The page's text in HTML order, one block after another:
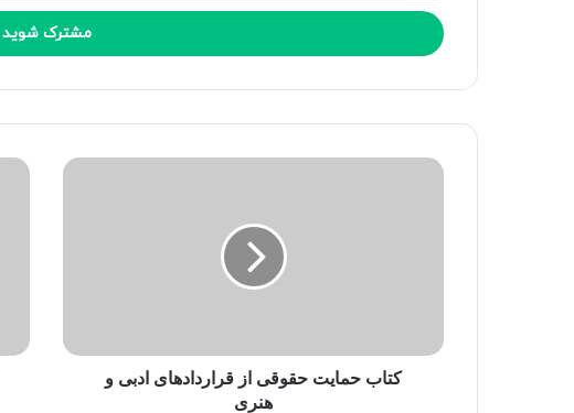
س
ی
خ
کتاب حمایت حقوقی از قراردادهای ادبی و
هنری